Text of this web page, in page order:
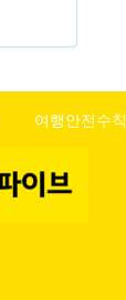
여행안전수칙